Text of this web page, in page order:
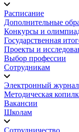
Расписание
Дополнительные
Конкурсы и
Государственная
Проекты и
Выбор профессии
Сотрудникам
Электронный журнал
Методическая
Вакансии
Школам
Сотрудничество